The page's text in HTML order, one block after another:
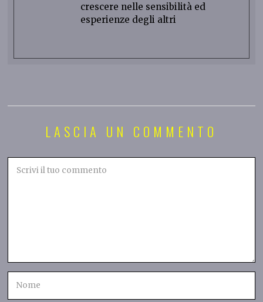
crescere nelle sensibilità ed
esperienze degli altri
LASCIA UN COMMENTO